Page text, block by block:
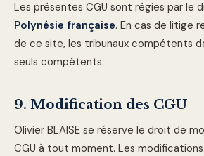
Les présentes CGU sont régies par le
Polynésie française. En cas de litige
de ce site, les tribunaux compétents
seuls compétents.
9. Modification des CGU
Olivier BLAISE se réserve le droit de
CGU à tout moment. Les